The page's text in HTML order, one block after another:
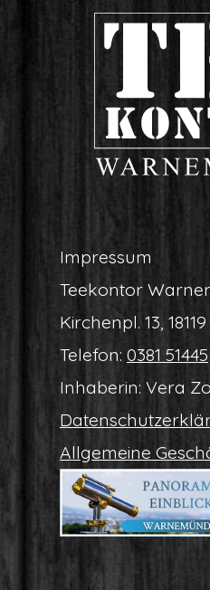
Impres­sum
Tee­kon­tor
Kir­chen­pl. 13,
Tele­fon: 0381 51445
Inha­be­rin: Vera
All­ge­mei­ne